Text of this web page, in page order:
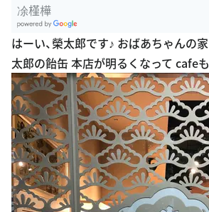
凃槿樺
oogle Plac
es
はーい、榮太郎です♪ おばあちゃんの
太郎の飴缶 本店が明るくなって cafeも